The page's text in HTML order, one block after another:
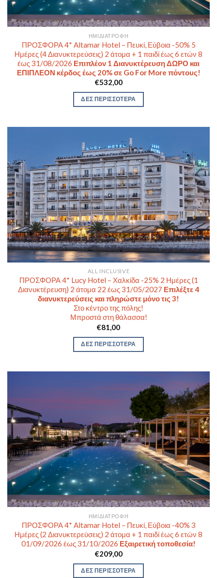
ΗΜΙΔΙΑΤΡΟΦΉ
ΠΡΟΣΦΟΡΑ 4* Altamar Hotel – Πευκί, Εύβοια -50% 5
Ημέρες (4 Διανυκτερεύσεις) 2 άτομα + 1 παιδί έως 6 ετών 8
έως 31/08/2026 Επιπλέον 1 Διανυκτέρευση ΔΩΡΟ και
ΕΠΙΠΛΕΟΝ κέρδος έως 20% σε Go For More πόντους!
€532,00
ΔΕΣ ΠΕΡΙΣΣΟΤΕΡΑ
ALL INCLUSIVE
ΠΡΟΣΦΟΡΑ 4* Lucy Hotel – Χαλκίδα -25% 2 Ημέρες (1
Διανυκτέρευση) 2 άτομα 22 έως 31/05/2027 Επιλέξτε 4
διανυκτερεύσεις και πληρώστε μόνο τις 3!
Στο κέντρο της πόλης!
Μπροστά στη θάλασσα!
€81,00
ΔΕΣ ΠΕΡΙΣΣΟΤΕΡΑ
ΗΜΙΔΙΑΤΡΟΦΉ
ΠΡΟΣΦΟΡΑ 4* Altamar Hotel – Πευκί, Εύβοια -40% 3
Ημέρες (2 Διανυκτερεύσεις) 2 άτομα + 1 παιδί έως 6 ετών 8
01/09/2026 έως 31/10/2026 Εξαιρετική τοποθεσία!
€209,00
ΔΕΣ ΠΕΡΙΣΣΟΤΕΡΑ